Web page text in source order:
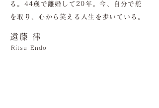
る。44歳で離婚して20年。今、自分で舵
を取り、心から笑える人生を歩いている。
遠藤 律
Ritsu Endo